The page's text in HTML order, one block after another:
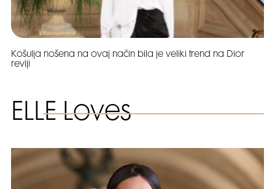
Košulja nošena na ovaj način bila je veliki trend na Dior
reviji
ELLE Loves